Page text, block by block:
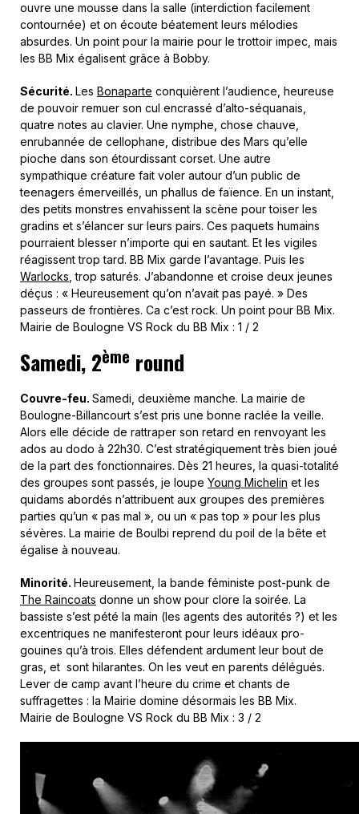
ouvre une mousse dans la salle (interdiction facilement
contournée) et on écoute béatement leurs mélodies
absurdes. Un point pour la mairie pour le trottoir impec, mais
les BB Mix égalisent grâce à Bobby.
Sécurité. Les Bonaparte conquièrent l’audience, heureuse
de pouvoir remuer son cul encrassé d’alto-séquanais,
quatre notes au clavier. Une nymphe, chose chauve,
enrubannée de cellophane, distribue des Mars qu’elle
pioche dans son étourdissant corset. Une autre
sympathique créature fait voler autour d’un public de
teenagers émerveillés, un phallus de faïence. En un instant,
des petits monstres envahissent la scène pour toiser les
gradins et s’élancer sur leurs pairs. Ces paquets humains
pourraient blesser n’importe qui en sautant. Et les vigiles
réagissent trop tard. BB Mix garde l’avantage. Puis les
Warlocks , trop saturés. J’abandonne et croise deux jeunes
déçus : « Heureusement qu’on n’avait pas payé. » Des
passeurs de frontières. Ca c’est rock. Un point pour BB Mix.
Mairie de Boulogne VS Rock du BB Mix : 1 / 2
Samedi, 2ème round
Couvre-feu. Samedi, deuxième manche. La mairie de
Boulogne-Billancourt s’est pris une bonne raclée la veille.
Alors elle décide de rattraper son retard en renvoyant les
ados au dodo à 22h30. C’est stratégiquement très bien joué
de la part des fonctionnaires. Dès 21 heures, la quasi-totalité
des groupes sont passés, je loupe Young Michelin et les
quidams abordés n’attribuent aux groupes des premières
parties qu’un « pas mal », ou un « pas top » pour les plus
sévères. La mairie de Boulbi reprend du poil de la bête et
égalise à nouveau.
Minorité. Heureusement, la bande féministe post-punk de
The Raincoats donne un show pour clore la soirée. La
bassiste s’est pété la main (les agents des autorités ?) et les
excentriques ne manifesteront pour leurs idéaux pro-
gouines qu’à trois. Elles défendent ardument leur bout de
gras, et sont hilarantes. On les veut en parents délégués.
Lever de camp avant l’heure du crime et chants de
suffragettes : la Mairie domine désormais les BB Mix.
Mairie de Boulogne VS Rock du BB Mix : 3 / 2